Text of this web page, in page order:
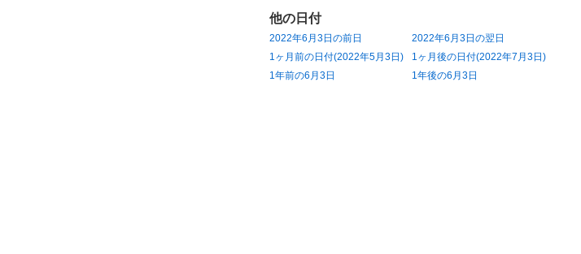
他の日付
2022年6月3日の前日
2022年6月3日の翌日
1ヶ月前の日付(2022年5月3日)
1ヶ月後の日付(2022年7月3日)
1年前の6月3日
1年後の6月3日